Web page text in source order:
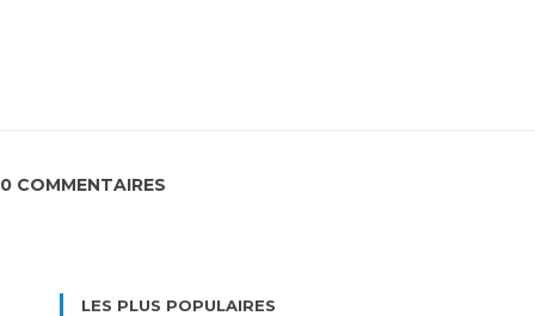
0 COMMENTAIRES
LES PLUS POPULAIRES